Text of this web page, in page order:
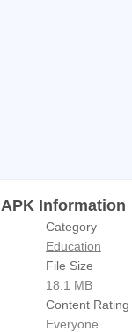
المستودع الدعوي APK Information
Category
Education
File Size
18.1 MB
Content Rating
Everyone